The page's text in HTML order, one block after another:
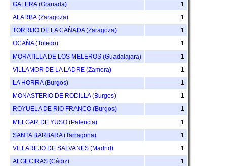
GALERA (Granada)
1
ALARBA (Zaragoza)
1
TORRIJO DE LA CAÑADA (Zaragoza)
1
OCAÑA (Toledo)
1
MORATILLA DE LOS MELEROS (Guadalajara)
1
VILLAMOR DE LA LADRE (Zamora)
1
LA HORRA (Burgos)
1
MONASTERIO DE RODILLA (Burgos)
1
ROYUELA DE RIO FRANCO (Burgos)
1
MELGAR DE YUSO (Palencia)
1
SANTA BARBARA (Tarragona)
1
VILLAREJO DE SALVANES (Madrid)
1
ALGECIRAS (Cádiz)
1